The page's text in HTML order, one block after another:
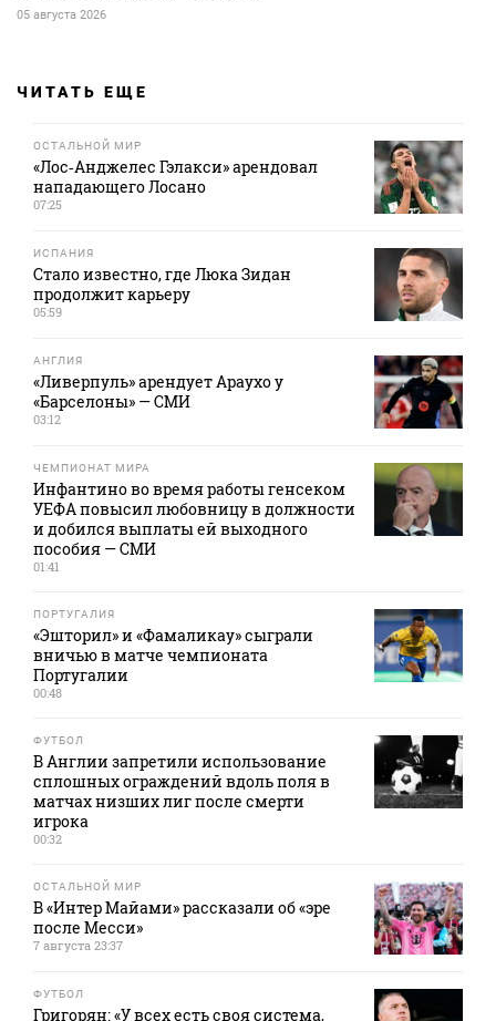
05 августа 2026
ЧИТАТЬ ЕЩЕ
ОСТАЛЬНОЙ МИР
«Лос‑Анджелес Гэлакси» арендовал
нападающего Лосано
07:25
ИСПАНИЯ
Стало известно, где Люка Зидан
продолжит карьеру
05:59
АНГЛИЯ
«Ливерпуль» арендует Араухо у
«Барселоны» — СМИ
03:12
ЧЕМПИОНАТ МИРА
Инфантино во время работы генсеком
УЕФА повысил любовницу в должности
и добился выплаты ей выходного
пособия — СМИ
01:41
ПОРТУГАЛИЯ
«Эшторил» и «Фамаликау» сыграли
вничью в матче чемпионата
Португалии
00:48
ФУТБОЛ
В Англии запретили использование
сплошных ограждений вдоль поля в
матчах низших лиг после смерти
игрока
00:32
ОСТАЛЬНОЙ МИР
В «Интер Майами» рассказали об «эре
после Месси»
7 августа 23:37
ФУТБОЛ
Григорян: «У всех есть своя система,